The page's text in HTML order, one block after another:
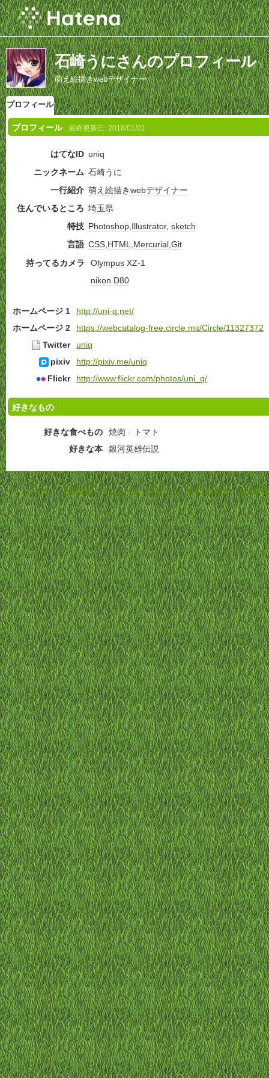
石崎うにさんのプロフィール
萌え絵描きwebデザイナー
プロフィール
プロフィール 最終更新日: 2018/01/01
はてなID uniq
ニックネーム 石崎うに
一行紹介 萌え絵描きwebデザイナー
住んでいるところ 埼玉県
特技 Photoshop,Illustrator, sketch
言語 CSS,HTML,Mercurial,Git
持ってるカメラ
Olympus XZ-1
nikon D80
ホームページ 1
http://uni-q.net/
ホームページ 2
https://webcatalog-free.circle.ms/Circle/11327372
Twitter
uniq
pixiv
http://pixiv.me/uniq
Flickr
http://www.flickr.com/photos/uni_q/
好きなもの
好きな食べもの 焼肉 /
トマト
好きな本
銀河英雄伝説
ホーム-利用規約-プライバシーポリシー-お問い合わせ-特定商